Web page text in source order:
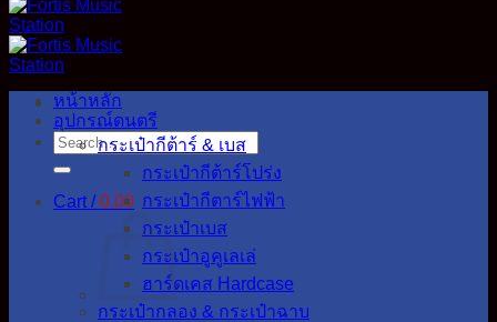
Search
for:
Cart /0.00
หน้าหลัก
อุปกรณ์ดนตรี
กระเป๋ากีต้าร์ & เบส
กระเป๋ากีต้าร์โปร่ง
กระเป๋ากีตาร์ไฟฟ้า
กระเป๋าเบส
กระเป๋าอูคูเลเล่
ฮาร์ดเคส Hardcase
กระเป๋ากลอง & กระเป๋าฉาบ